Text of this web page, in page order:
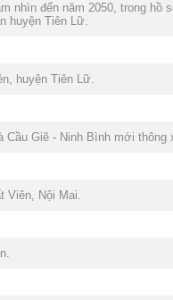
nhìn đến năm 2050, trong
huyện Tiên Lữ.
huyện Tiên Lữ.
Giẽ - Ninh Bình mới thông
Viên, Nội Mai.